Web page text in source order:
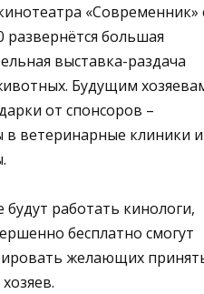
«Современник»
развернётся большая
выставка-раздача
Будущим
от спонсоров –
в ветеринарные клиники и
работать кинологи,
бесплатно смогут
желающих